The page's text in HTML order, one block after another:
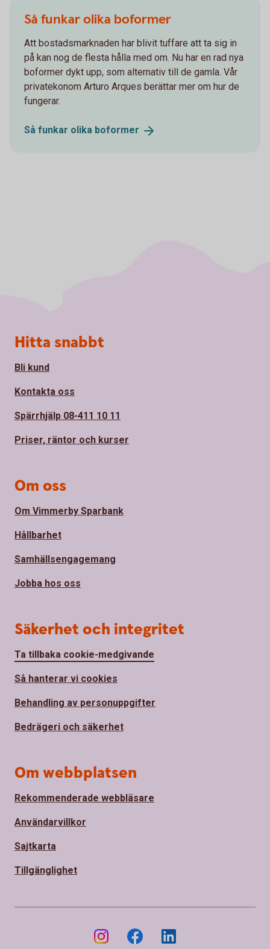
Så funkar olika boformer
Att bostadsmarknaden har blivit tuffare att ta sig in
på kan nog de flesta hålla med om. Nu har en rad nya
boformer dykt upp, som alternativ till de gamla. Vår
privatekonom Arturo Arques berättar mer om hur de
fungerar.
Så funkar olika boformer
Sidfot
Hitta snabbt
Bli kund
Kontakta oss
Spärrhjälp 08-411 10 11
Priser, räntor och kurser
Om oss
Om Vimmerby Sparbank
Hållbarhet
Samhällsengagemang
Jobba hos oss
Säkerhet och integritet
Ta tillbaka cookie-medgivande
Så hanterar vi cookies
Behandling av personuppgifter
Bedrägeri och säkerhet
Om webbplatsen
Rekommenderade webbläsare
Användarvillkor
Sajtkarta
Tillgänglighet